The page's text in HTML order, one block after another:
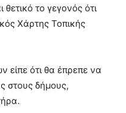
το γεγονός ότι
Χάρτης Τοπικής
είπε ότι θα έπρεπε να
στους δήμους,